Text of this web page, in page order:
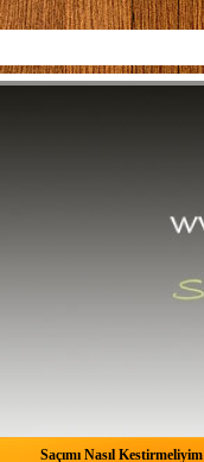
Saçımı Nasıl Kestirmeliyim